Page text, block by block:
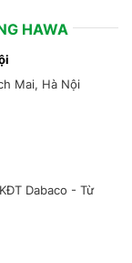
Mai, Hà Nội
Dabaco - Từ